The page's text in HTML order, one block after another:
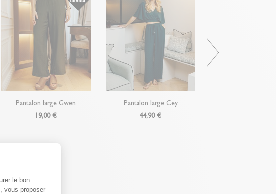
: Personnalisez vos Options
le bon
vous proposer
Pantalon large Gwen
19,00 €
Pantalon large Cey
44,90 €